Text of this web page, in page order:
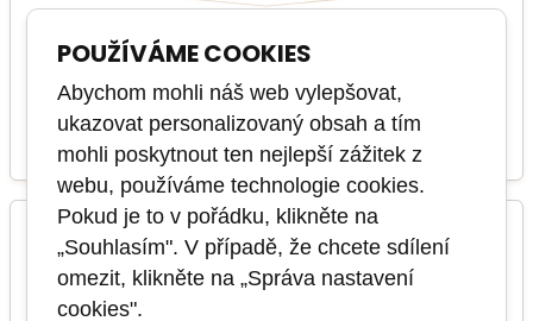
6 termínův těchto
formátech
17 900 Kč VÍCE INFO
TMAP Quality for cross-functional teams
POUŽÍVÁME COOKIES
Abychom mohli náš web vylepšovat,
ukazovat personalizovaný obsah a tím
mohli poskytnout ten nejlepší zážitek z
webu, používáme technologie cookies.
Pokud je to v pořádku, klikněte na
„Souhlasím". V případě, že chcete sdílení
omezit, klikněte na „Správa nastavení
cookies".